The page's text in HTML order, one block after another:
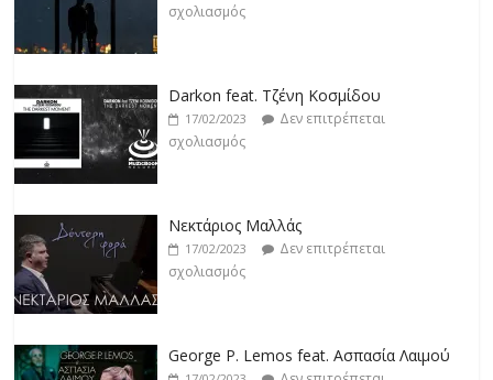
σχολιασμός
Darkon feat. Τζένη Κοσμίδου
17/02/2023
Δεν επιτρέπεται
σχολιασμός
Νεκτάριος Μαλλάς
17/02/2023
Δεν επιτρέπεται
σχολιασμός
George P. Lemos feat. Ασπασία Λαιμού